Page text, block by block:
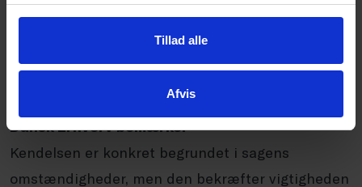
Tillad alle
Afvis
forholdene ikke kunne berettige til en bortvisning,
men at medarbejderen ikke havde krav på en
godtgørelse for usaglig opsigelse.
Dansk Erhverv bemærker
Kendelsen er konkret begrundet i sagens
omstændigheder, men den bekræfter vigtigheden